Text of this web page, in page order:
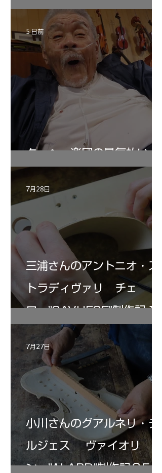
ターヘー楽団の暑気払い
5 日前
三浦さんのアントニオ・ス
トラディヴァリ チェ
ロ ”SAVUESE"制作記１2
7月28日
小川さんのグアルネリ・デ
ルジェス ヴァイオリ
ン ”ALARD"制作記３5
7月27日